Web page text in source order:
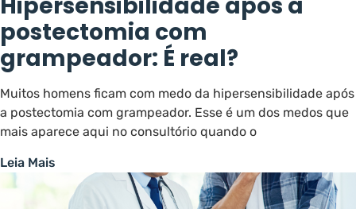
postectomia com
grampeador: É real?
Muitos homens ficam com medo da hipersensibilidade após
a postectomia com grampeador. Esse é um dos medos que
mais aparece aqui no consultório quando o
Leia Mais